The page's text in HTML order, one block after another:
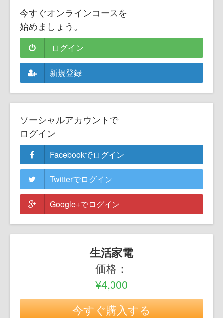
今すぐオンラインコースを
始めましょう。
ログイン
新規登録
ソーシャルアカウントで
ログイン
Facebookでログイン
Twitterでログイン
Google+でログイン
生活家電
価格：
¥4,000
今すぐ購入する